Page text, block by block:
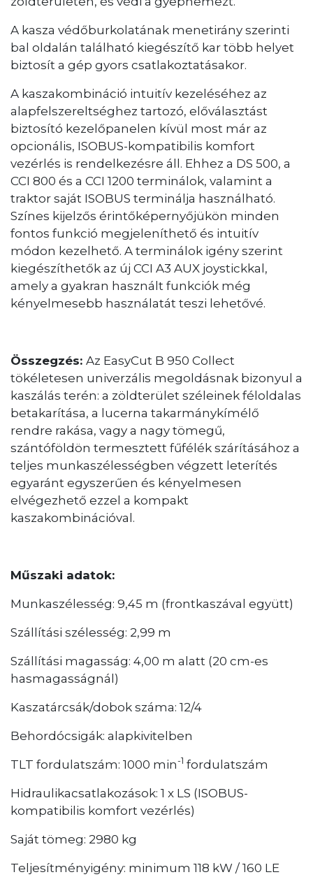
A kasza védőburkolatának menetirány szerinti
bal oldalán található kiegészítő kar több helyet
biztosít a gép gyors csatlakoztatásakor.
A kaszakombináció intuitív kezeléséhez az
alapfelszereltséghez tartozó, előválasztást
biztosító kezelőpanelen kívül most már az
opcionális, ISOBUS-kompatibilis komfort
vezérlés is rendelkezésre áll. Ehhez a DS 500, a
CCI 800 és a CCI 1200 terminálok, valamint a
traktor saját ISOBUS terminálja használható.
Színes kijelzős érintőképernyőjükön minden
fontos funkció megjeleníthető és intuitív
módon kezelhető. A terminálok igény szerint
kiegészíthetők az új CCI A3 AUX joystickkal,
amely a gyakran használt funkciók még
kényelmesebb használatát teszi lehetővé.
Összegzés: Az EasyCut B 950 Collect
tökéletesen univerzális megoldásnak bizonyul a
kaszálás terén: a zöldterület széleinek féloldalas
betakarítása, a lucerna takarmánykímélő
rendre rakása, vagy a nagy tömegű,
szántóföldön termesztett fűfélék szárításához a
teljes munkaszélességben végzett leterítés
egyaránt egyszerűen és kényelmesen
elvégezhető ezzel a kompakt
kaszakombinációval.
Műszaki adatok:
Munkaszélesség: 9,45 m (frontkaszával együtt)
Szállítási szélesség: 2,99 m
Szállítási magasság: 4,00 m alatt (20 cm-es
hasmagasságnál)
Kaszatárcsák/dobok száma: 12/4
Behordócsigák: alapkivitelben
TLT fordulatszám: 1000 min-1 fordulatszám
Hidraulikacsatlakozások: 1 x LS (ISOBUS-
kompatibilis komfort vezérlés)
Saját tömeg: 2980 kg
Teljesítményigény: minimum 118 kW / 160 LE